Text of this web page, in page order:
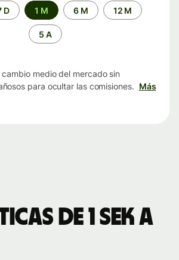
D 1 M 6 M 12 M
5 A
medio del mercado sin
para ocultar las comisiones. Más
de 1 SEK a